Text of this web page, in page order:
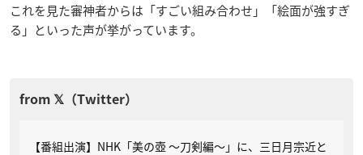
これを見た審神者からは「すごい組み合わせ」「絵面が強すぎ
る」といった声が挙がっています。
【番組出演】NHK「美の壺 ～刀剣編～」に、三日月宗近と